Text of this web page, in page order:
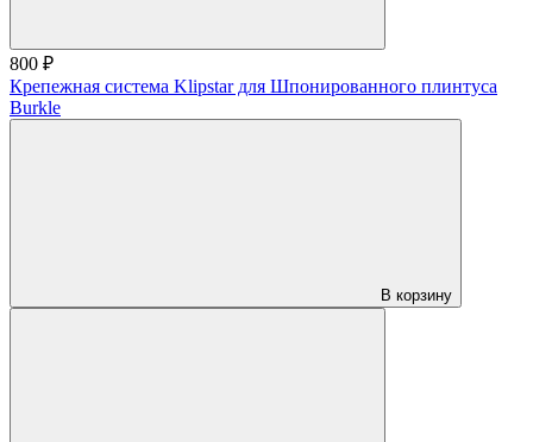
800 ₽
Крепежная система Klipstar для Шпонированного плинтуса
Burkle
В корзину